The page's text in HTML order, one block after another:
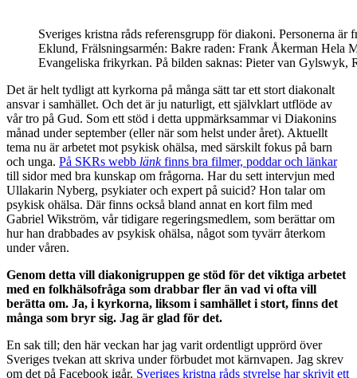
Sveriges kristna råds referensgrupp för diakoni. Personerna
Eklund, Frälsningsarmén: Bakre raden: Frank Åkerman Hela
Evangeliska frikyrkan. På bilden saknas: Pieter van
Det är helt tydligt att kyrkorna på många sätt tar ett stort diakonalt
ansvar i samhället. Och det är ju naturligt, ett självklart utflöde av
vår tro på Gud. Som ett stöd i detta uppmärksammar vi Diakonins
månad under september (eller när som helst under året). Aktuellt
tema nu är arbetet mot psykisk ohälsa, med särskilt fokus på barn
och unga. På SKRs webb länkfinns bra filmer, poddar och länkar
till sidor med bra kunskap om frågorna. Har du sett intervjun med
Ullakarin Nyberg, psykiater och expert på suicid? Hon talar om
psykisk ohälsa. Där finns också bland annat en kort film med
Gabriel Wikström, vår tidigare regeringsmedlem, som berättar om
hur han drabbades av psykisk ohälsa, något som tyvärr återkom
under våren.
Genom detta vill diakonigruppen ge stöd för det viktiga arbetet
med en folkhälsofråga som drabbar fler än vad vi ofta vill
berätta om. Ja, i kyrkorna, liksom i samhället i stort, finns det
många som bryr sig. Jag är glad för det.
En sak till; den här veckan har jag varit ordentligt upprörd över
Sveriges tvekan att skriva under förbudet mot kärnvapen. Jag skrev
om det på Facebook igår. Sveriges kristna råds styrelse har skrivit ett